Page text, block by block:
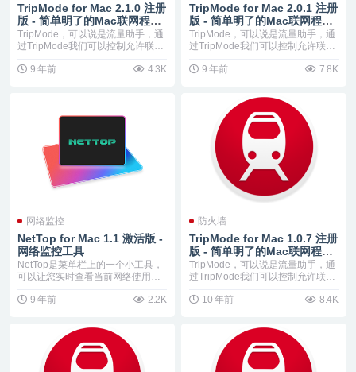
TripMode for Mac 2.1.0 注册
版 - 简单明了的Mac联网程序
控制软件
TripMode，可以说是流量助手，通
过TripMode我们可以控制允许联网
9 年前
4.3K
TripMode for Mac 2.0.1 注册
版 - 简单明了的Mac联网程序
控制软件
TripMode，可以说是流量助手，通
过TripMode我们可以控制允许联网
9 年前
7.8K
网络监控
NetTop for Mac 1.1 激活版 -
网络监控工具
NetTop是菜单栏上的一个小工具，
可以让您实时查看当前网络使用情
9 年前
2.2K
防火墙
TripMode for Mac 1.0.7 注册
版 - 简单明了的Mac联网程序
控制软件
TripMode，可以说是流量助手，通
过TripMode我们可以控制允许联网
10 年前
8.4K